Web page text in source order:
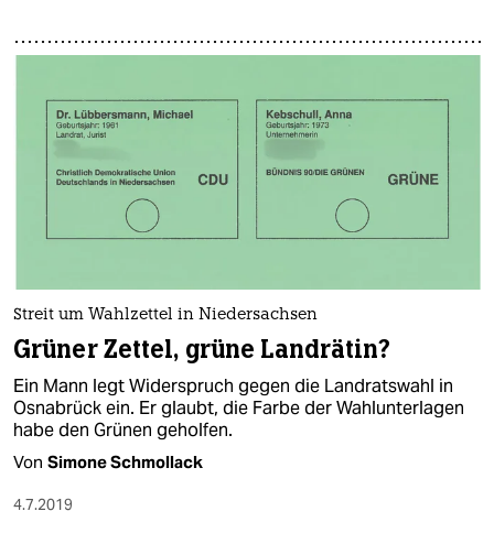
Streit um Wahlzettel in Niedersachsen
Grüner Zettel, grüne Landrätin?
Ein Mann legt Widerspruch gegen die Landratswahl in
Osnabrück ein. Er glaubt, die Farbe der Wahlunterlagen
habe den Grünen geholfen.
Von Simone Schmollack
4.7.2019